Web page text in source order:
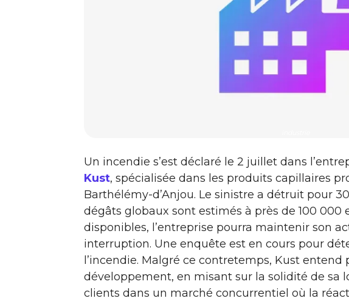
Un incendie s’est déclaré le 2 juillet dans
Kust, spécialisée dans les produits capillaires
Barthélémy-d’Anjou. Le sinistre a détruit pour
dégâts globaux sont estimés à près de 100 000
disponibles, l’entreprise pourra maintenir son
interruption. Une enquête est en cours pour
l’incendie. Malgré ce contretemps, Kust entend
développement, en misant sur la solidité de sa
clients dans un marché concurrentiel où la